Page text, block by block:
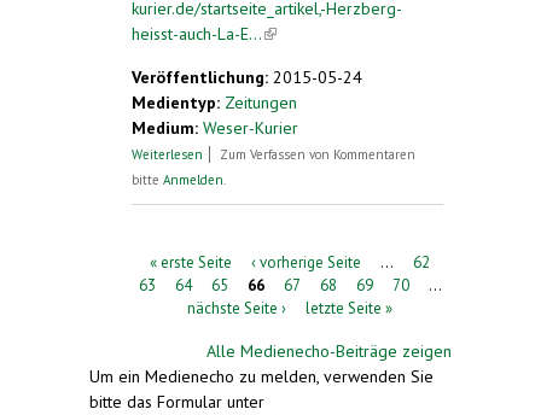
kurier.de/startseite_artikel,-Herzberg-
heisst-auch-La-E...(link is external)
Veröffentlichung: 2015-05-24
Medientyp: Zeitungen
Medium: Weser-Kurier
Weiterlesen über Herzberg heißt auch La Esperanto-
Zum Verfassen von Kommentaren
bitte Anmelden.
Seiten« erste Seite ‹ vorherige Seite …
62
63
64 65 66 67 68 69 70
…
nächste Seite ›
letzte Seite »
Alle Medienecho-Beiträge zeigen
Um ein Medienecho zu melden, verwenden Sie
bitte das Formular unter